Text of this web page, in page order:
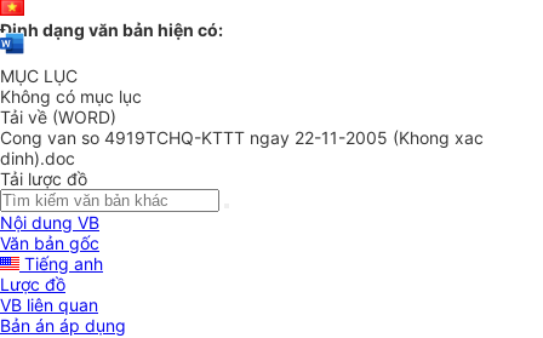
Định dạng văn bản hiện có:
MỤC LỤC
Không có mục lục
Tải về (WORD)
Cong van so 4919TCHQ-KTTT ngay 22-11-2005 (Khong xac
dinh).doc
Tải lược đồ
Nội dung VB
Văn bản gốc
Tiếng anh
Lược đồ
VB liên quan
Bản án áp dụng